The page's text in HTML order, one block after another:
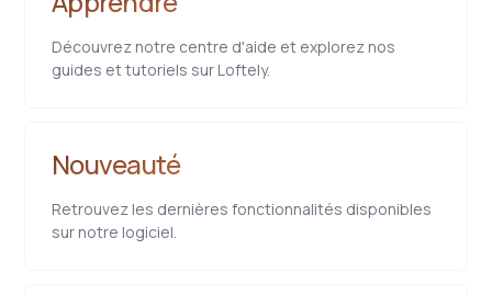
Découvrez notre centre d'aide et explorez nos
guides et tutoriels sur Loftely.
Nouveauté
Retrouvez les dernières fonctionnalités disponibles
sur notre logiciel.